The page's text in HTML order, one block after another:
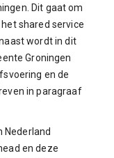
Dit gaat om
shared service
wordt in dit
Groningen
en de
in paragraaf
Nederland
en deze